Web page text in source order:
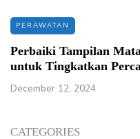
PERAWATAN
Perbaiki Tampilan
untuk Tingkatkan
December 12, 2024
CATEGORIES